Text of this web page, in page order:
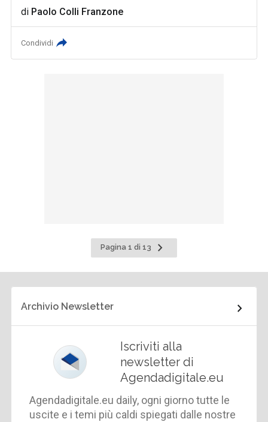
di Paolo Colli Franzone
Condividi
Pagina 1 di 13
Pagina
successiva
Archivio Newsletter
Iscriviti alla
newsletter di
Agendadigitale.eu
Agendadigitale.eu daily, ogni giorno tutte le
uscite e i temi più caldi spiegati dalle nostre